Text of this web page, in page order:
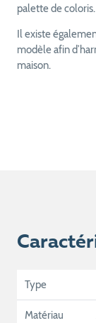
palette de coloris.
Il existe
modèle afin
maison.
Type
Matériau